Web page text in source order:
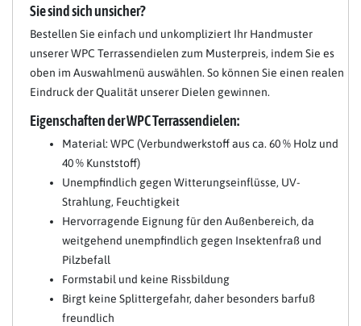
Sie sind sich unsicher?
Bestellen Sie einfach und unkompliziert Ihr Handmuster
unserer WPC Terrassendielen zum Musterpreis, indem Sie es
oben im Auswahlmenü auswählen. So können Sie einen realen
Eindruck der Qualität unserer Dielen gewinnen.
Eigenschaften der WPC Terrassendielen:
Material: WPC (Verbundwerkstoff aus ca. 60 % Holz und
40 % Kunststoff)
Unempfindlich gegen Witterungseinflüsse, UV-
Strahlung, Feuchtigkeit
Hervorragende Eignung für den Außenbereich, da
weitgehend unempfindlich gegen Insektenfraß und
Pilzbefall
Formstabil und keine Rissbildung
Birgt keine Splittergefahr, daher besonders barfuß
freundlich